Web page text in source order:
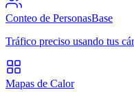
Conteo de PersonasBase
Tráfico preciso usando tus
Mapas de Calor